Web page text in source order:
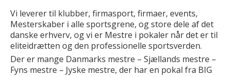
Vi leverer til klubber, firmasport, firmaer, events,
Mesterskaber i alle sportsgrene, og store dele af det
danske erhverv, og vi er Mestre i pokaler når det er til
eliteidrætten og den professionelle sportsverden.
Der er mange Danmarks mestre – Sjællands mestre –
Fyns mestre – Jyske mestre, der har en pokal fra BIG